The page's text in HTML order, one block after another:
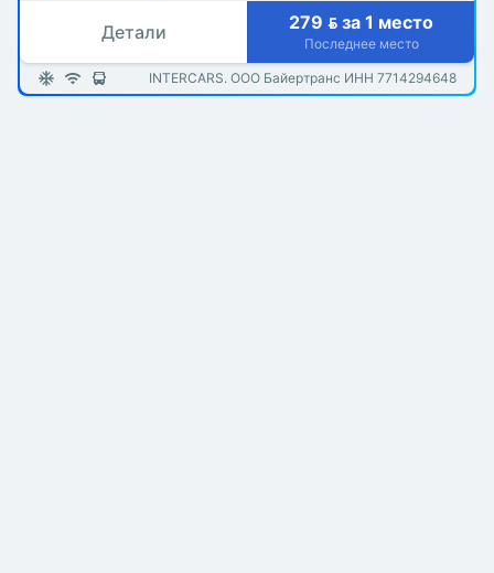
Детали 279  за 1 место
Последнее место
INTERCARS. ООО Байертранс ИНН 7714294648